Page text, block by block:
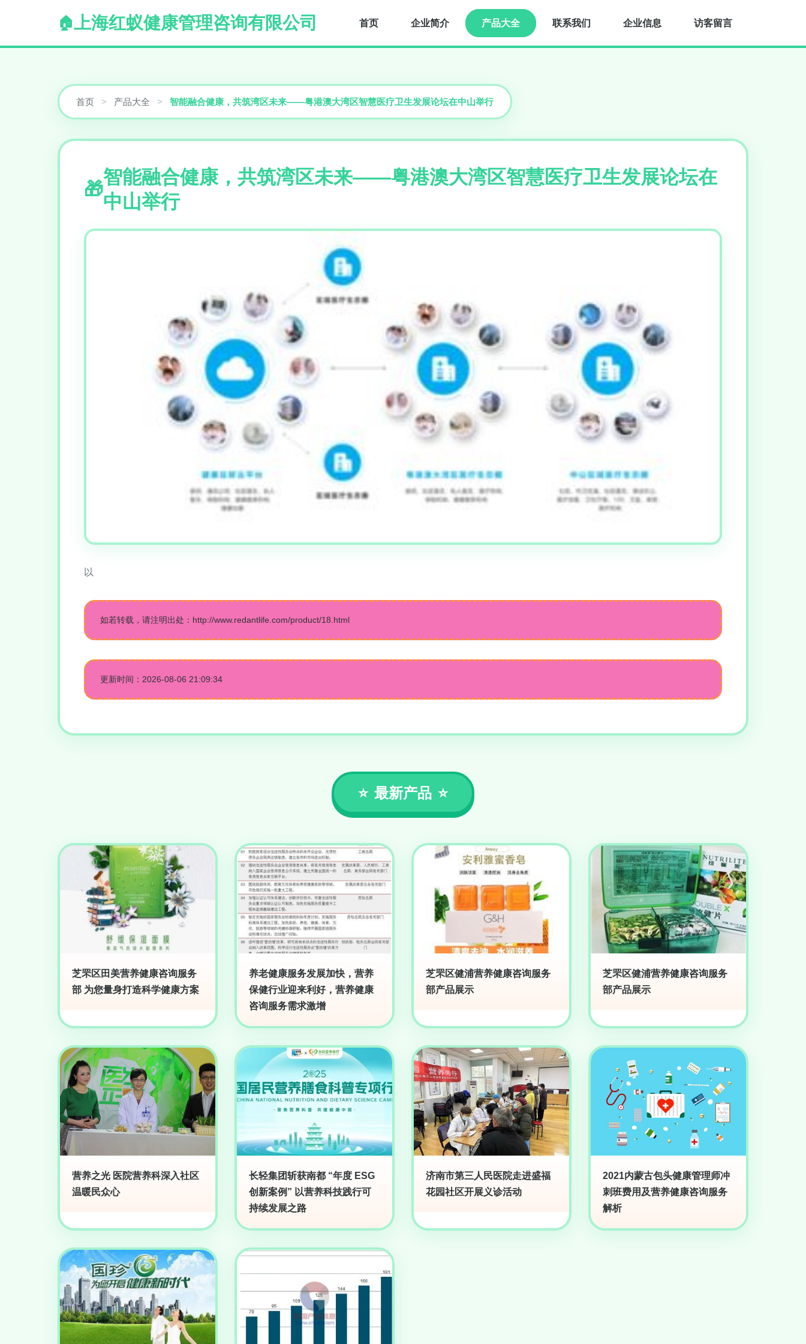
上海红蚁健康管理咨询有限公司 首页 企业简介 产品大全 联系我们 企业信息 访客留言
首页 > 产品大全 > 智能融合健康，共筑湾区未来——粤港澳大湾区智慧医疗卫生发展论坛在中山举行
智能融合健康，共筑湾区未来——粤港澳大湾区智慧医疗卫生发展论坛在
中山举行
以
如若转载，请注明出处：http://www.redantlife.com/product/18.html
更新时间：2026-08-06 21:09:34
最新产品
芝罘区田美营养健康咨询服务
部 为您量身打造科学健康方案
养老健康服务发展加快，营养
保健行业迎来利好，营养健康
咨询服务需求激增
芝罘区健浦营养健康咨询服务
部产品展示
芝罘区健浦营养健康咨询服务
部产品展示
营养之光 医院营养科深入社区
温暖民众心
长轻集团斩获南都 “年度 ESG
创新案例” 以营养科技践行可
持续发展之路
济南市第三人民医院走进盛福
花园社区开展义诊活动
2021内蒙古包头健康管理师冲
刺班费用及营养健康咨询服务
解析